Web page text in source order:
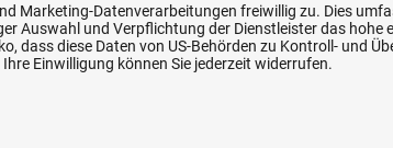
Ihre Hytec-Hydraulik
Marketing-Datenverarbeitungen freiwillig zu. Dies
Auswahl und Verpflichtung der Dienstleister das
dass diese Daten von US-Behörden zu Kontroll- und
Einwilligung können Sie jederzeit widerrufen.